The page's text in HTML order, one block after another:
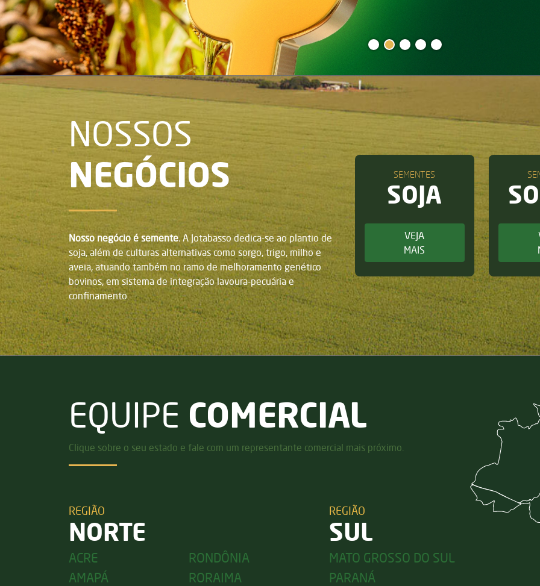
NOSSOS
NEGÓCIOS
Nosso negócio é semente. A Jotabasso dedica-se ao plantio de
soja, além de culturas alternativas como sorgo, trigo, milho e
aveia, atuando também no ramo de melhoramento genético
bovinos, em sistema de integração lavoura-pecuária e
confinamento.
SEMENTES
SOJA
VEJA
MAIS
EQUIPE COMERCIAL
Clique sobre o seu estado e fale com um representante comercial mais próximo.
REGIÃO
NORTE
ACRE
AMAPÁ
RONDÔNIA
RORAIMA
REGIÃO
SUL
MATO GROSSO DO SUL
PARANÁ